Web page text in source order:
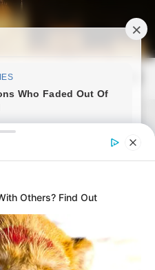
Search
Others? Find Out